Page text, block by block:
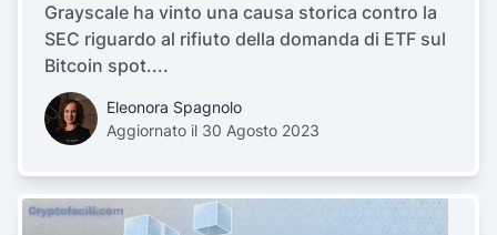
Grayscale ha vinto una causa storica contro la
SEC riguardo al rifiuto della domanda di ETF sul
Bitcoin spot....
Eleonora Spagnolo
Aggiornato il 30 Agosto 2023